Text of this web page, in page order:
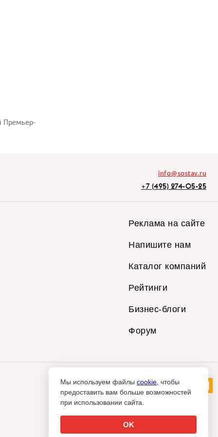
Премьер-
info@sostav.ru
+7 (495) 274-05-25
Реклама на сайте
Напишите нам
Каталог компаний
Рейтинги
Бизнес-блоги
Форум
Мы используем файлы cookie , чтобы
предоставить вам больше возможностей
при использовании сайта.
OK